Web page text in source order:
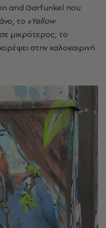
and Garfunkel που
το «Yellow
μικρότερος, το
στην καλοκαιρινή